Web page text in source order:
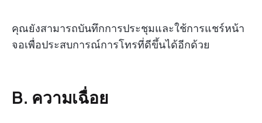
คุณยังสามารถบันทึกการประชุมและใช้การแชร์หน้า
จอเพื่อประสบการณ์การโทรที่ดีขึ้นได้อีกด้วย
B. ความเฉื่อย